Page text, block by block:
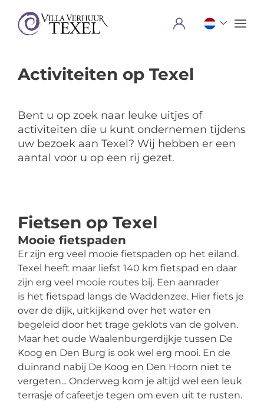
Menu
Activiteiten op Texel
Bent u op zoek naar leuke uitjes of
activiteiten die u kunt ondernemen tijdens
uw bezoek aan Texel? Wij hebben er een
aantal voor u op een rij gezet.
Fietsen op Texel
Mooie fietspaden
Er zijn erg veel mooie fietspaden op het eiland.
Texel heeft maar liefst 140 km fietspad en daar
zijn erg veel mooie routes bij. Een aanrader
is het fietspad langs de Waddenzee. Hier fiets je
over de dijk, uitkijkend over het water en
begeleid door het trage geklots van de golven.
Maar het oude Waalenburgerdijkje tussen De
Koog en Den Burg is ook wel erg mooi. En de
duinrand nabij De Koog en Den Hoorn niet te
vergeten... Onderweg kom je altijd wel een leuk
terrasje of cafeetje tegen om even uit te rusten.